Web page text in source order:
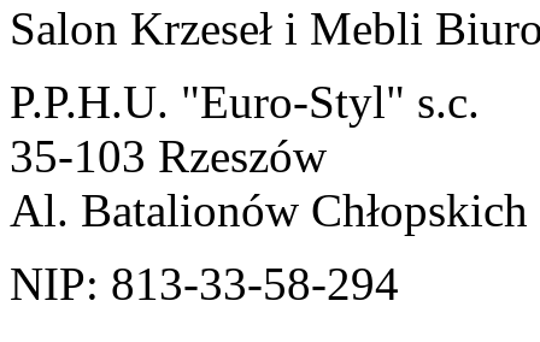
Salon Krzeseł i Mebli
P.P.H.U. "Euro-Styl" s.c.
35-103 Rzeszów
Al. Batalionów
NIP: 813-33-58-294